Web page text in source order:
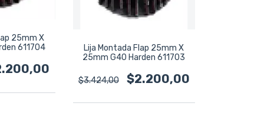
25mm X
611704
Lija Montada Flap 25mm X
25mm G40 Harden 611703
$3.424,00 $2.200,00